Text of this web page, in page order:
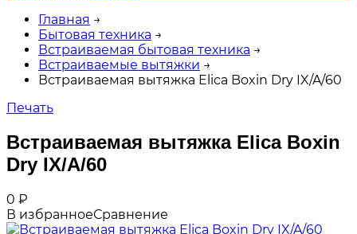
Главная →
Бытовая техника →
Встраиваемая бытовая техника →
Встраиваемые вытяжки →
Встраиваемая вытяжка Elica Boxin Dry IX/A/60
Печать
Встраиваемая вытяжка Elica Boxin
Dry IX/A/60
0 ₽
В избранноеСравнение